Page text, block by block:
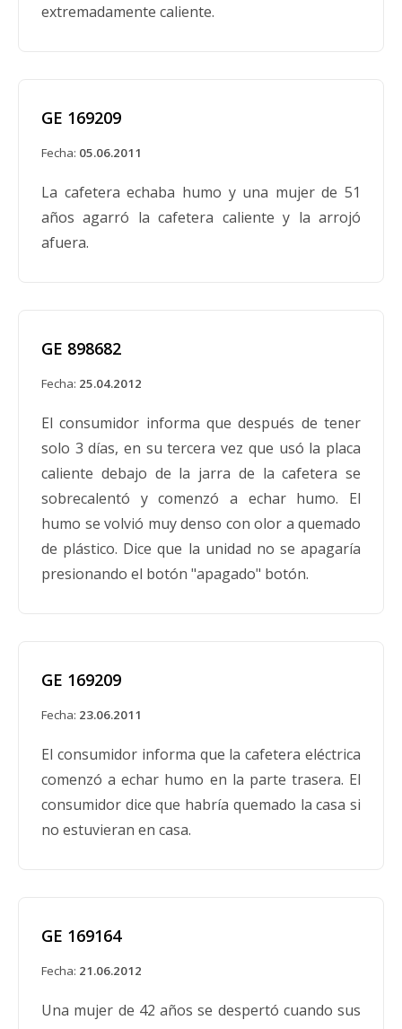
Cafeteras para debajo del gabinete
modelos con códigos de fecha del 406 al 822
están siendo retirados del mercado. El código
de fecha es un número de tres dígitos en el
este retiro. Aproximadamente 750,000 de
contienen termostatos que podrían presentar
un posible riesgo de incendio.
General Electric retira voluntariamente
del mercado ciertas cafeteras de goteo
que pueden representar un peligro de
incendio
marca GE y marca Universal fabricadas antes
del 28 de abril de 1984 que presentan un
que puede ocurrir un peligro de incendio
cuando un fusible térmico comprado en la
cafetera no funciona según lo previsto.
mercado de cafeteras que pueden
representar un riesgo de incendio; busca
Fecha:04.02.1992
extremadamente caliente.
GE 169209
Fecha: 05.06.2011
La cafetera echaba humo y una mujer de 51
años agarró la cafetera caliente y la arrojó
afuera.
GE 898682
Fecha: 25.04.2012
El consumidor informa que después de tener
solo 3 días, en su tercera vez que usó la placa
caliente debajo de la jarra de la cafetera se
sobrecalentó y comenzó a echar humo. El
humo se volvió muy denso con olor a quemado
de plástico. Dice que la unidad no se apagaría
presionando el botón "apagado" botón.
GE 169209
Fecha: 23.06.2011
El consumidor informa que la cafetera eléctrica
comenzó a echar humo en la parte trasera. El
consumidor dice que habría quemado la casa si
no estuvieran en casa.
GE 169164
Fecha: 21.06.2012
Una mujer de 42 años se despertó cuando sus